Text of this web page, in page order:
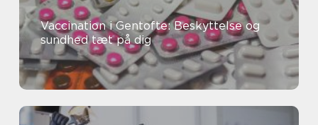
Vaccination i Gentofte: Beskyttelse og
sundhed tæt på dig